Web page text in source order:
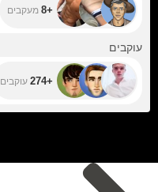
+8 מעקבים
עוקבים
+274 עוקבים